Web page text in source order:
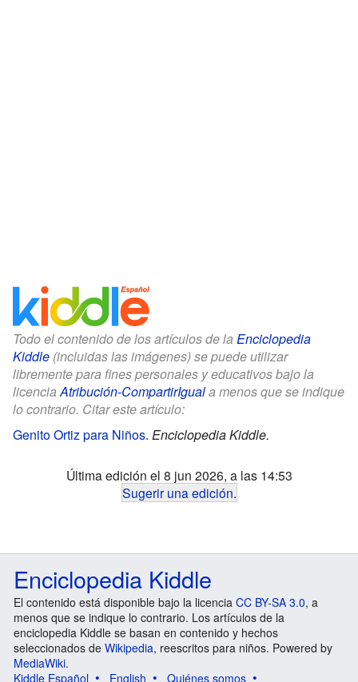
Todo el contenido de los artículos de la Enciclopedia
Kiddle (incluidas las imágenes) se puede utilizar
libremente para fines personales y educativos bajo la
licenciaAtribución-CompartirIguala menos que se indique
lo contrario. Citar este artículo:
Genito Ortiz para Niños. Enciclopedia Kiddle.
Última edición el 8 jun 2026, a las 14:53
Sugerir una edición.
Enciclopedia Kiddle
El contenido está disponible bajo la licencia CC BY-SA 3.0, a
menos que se indique lo contrario. Los artículos de la
enciclopedia Kiddle se basan en contenido y hechos
seleccionados de Wikipedia, reescritos para niños. Powered by
MediaWiki.
Kiddle Español
English Quiénes somos